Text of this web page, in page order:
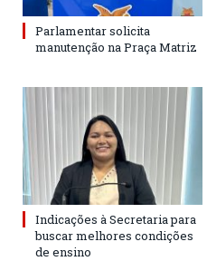
Parlamentar solicita
manutenção na Praça Matriz
Indicações à Secretaria para
buscar melhores condições
de ensino